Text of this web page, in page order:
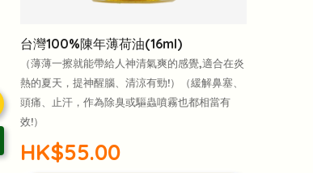
台灣100%陳年薄荷油(16ml)
（薄薄一擦就能帶給人神清氣爽的感覺,適合在炎
熱的夏天，提神醒腦、清涼有勁!）（緩解鼻塞、
頭痛、止汗，作為除臭或驅蟲噴霧也都相當有
效!）
HK$55.00